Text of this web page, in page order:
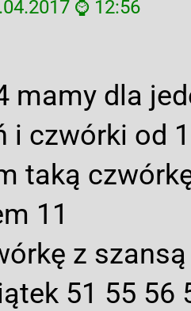
⌚ 12:56
mamy dla
i czwórki od
taką
11
z
51 55 56